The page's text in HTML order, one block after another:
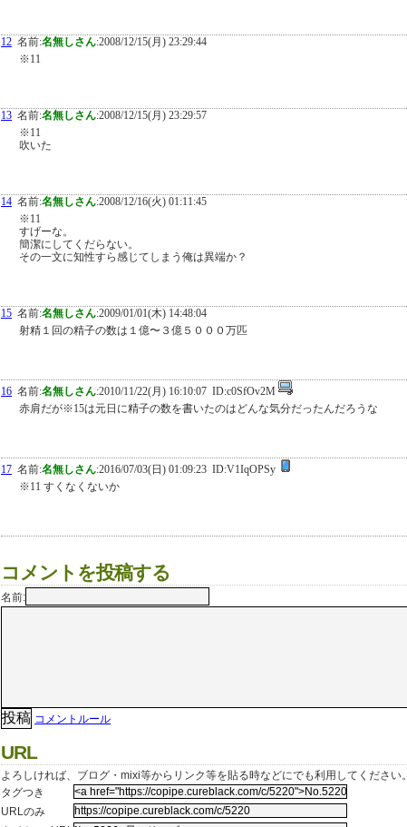
12 名前:名無しさん:2008/12/15(月) 23:29:44
※11
13 名前:名無しさん:2008/12/15(月) 23:29:57
※11
吹いた
14 名前:名無しさん:2008/12/16(火) 01:11:45
※11
すげーな。
簡潔にしてくだらない。
その一文に知性すら感じてしまう俺は異端か？
15 名前:名無しさん:2009/01/01(木) 14:48:04
射精１回の精子の数は１億〜３億５０００万匹
16 名前:名無しさん:2010/11/22(月) 16:10:07 ID:c0SfOv2M
赤肩だが※15は元日に精子の数を書いたのはどんな気分だったんだろうな
17 名前:名無しさん:2016/07/03(日) 01:09:23 ID:V1IqOPSy
※11 すくなくないか
コメントを投稿する
名前:
コメントルール
URL
よろしければ、ブログ・mixi等からリンク等を貼る時などにでも利用してください。
タグつき
URLのみ